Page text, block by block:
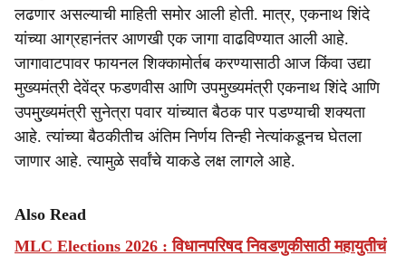
लढणार असल्याची माहिती समोर आली होती. मात्र, एकनाथ शिंदे
यांच्या आग्रहानंतर आणखी एक जागा वाढविण्यात आली आहे.
जागावाटपावर फायनल शिक्कामोर्तब करण्यासाठी आज किंवा उद्या
मुख्यमंत्री देवेंद्र फडणवीस आणि उपमुख्यमंत्री एकनाथ शिंदे आणि
उपमु्ख्यमंत्री सुनेत्रा पवार यांच्यात बैठक पार पडण्याची शक्यता
आहे. त्यांच्या बैठकीतीच अंतिम निर्णय तिन्ही नेत्यांकडूनच घेतला
जाणार आहे. त्यामुळे सर्वांचे याकडे लक्ष लागले आहे.
Also Read
MLC Elections 2026 : विधानपरिषद निवडणुकीसाठी महायुतीचं